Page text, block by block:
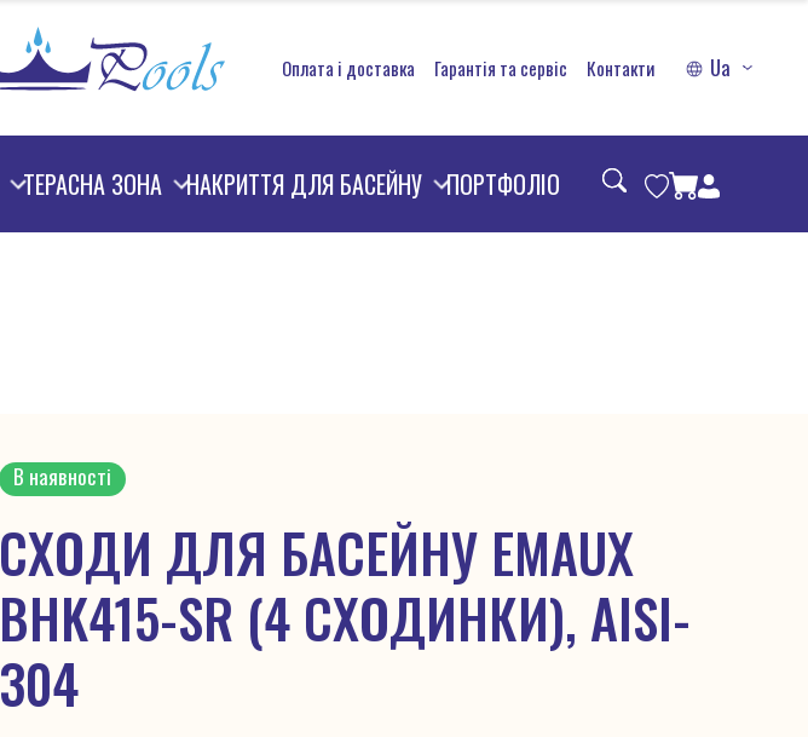
Оплата і доставка Гарантія та сервіс Контакти Ua
ТЕРАСНА ЗОНА НАКРИТТЯ ДЛЯ БАСЕЙНУ ПОРТФОЛІО
В наявності
СХОДИ ДЛЯ БАСЕЙНУ EMAUX
BHK415-SR (4 СХОДИНКИ), AISI-
304